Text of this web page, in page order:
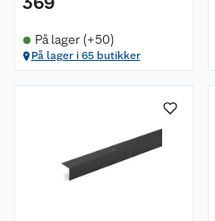
På lager (+50)
På lager i 65 butikker